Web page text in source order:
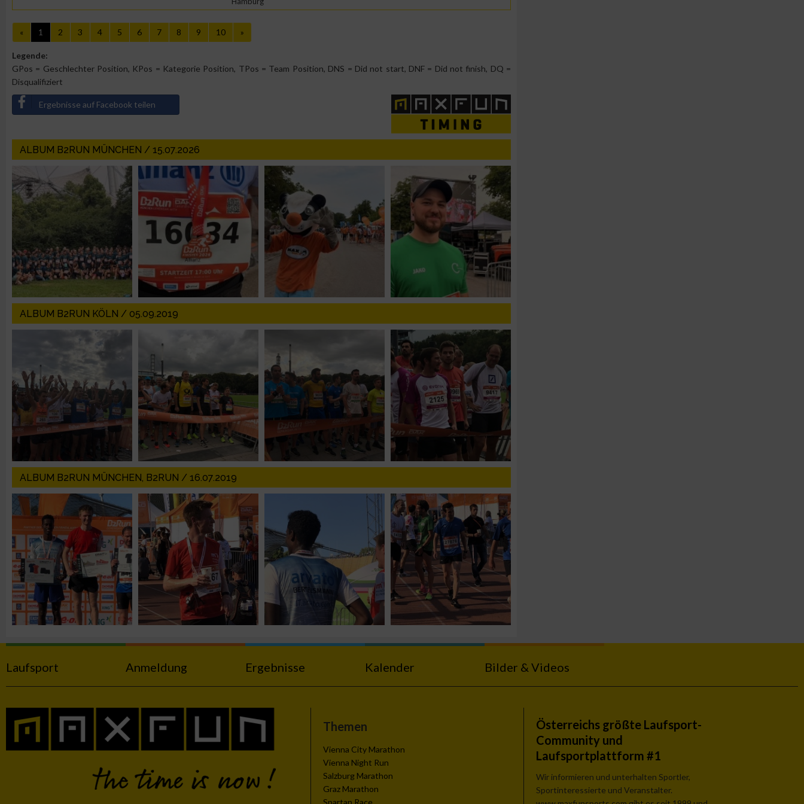
« 1 2 3 4 5 6 7 8 9 10 »
Legende:
GPos = Geschlechter Position, KPos = Kategorie Position, TPos = Team Position, DNS = Did not start, DNF = Did not finish, DQ =
Disqualifiziert
Ergebnisse auf Facebook teilen
ALBUM B2RUN MÜNCHEN / 15.07.2026
ALBUM B2RUN KÖLN / 05.09.2019
ALBUM B2RUN MÜNCHEN, B2RUN / 16.07.2019
Laufsport Anmeldung Ergebnisse Kalender Bilder & Videos
Themen
Vienna City Marathon
Vienna Night Run
Salzburg Marathon
Graz Marathon
Spartan Race
Österreichs größte Laufsport-
Community und
Laufsportplattform #1
Wir informieren und unterhalten Sportler,
Sportinteressierte und Veranstalter.
Erstellung von Profilen für personalisierte Werbung
Verwendung von Profilen zur Auswahl personalisierter Werbung
Erstellung von Profilen zur Personalisierung von Inhalten
Messung der Werbeleistung
Messung der Performance von Inhalten
Analyse von Zielgruppen durch Statistiken oder Kombinationen von Daten aus
verschiedenen Quellen
Entwicklung und Verbesserung der Angebote
Verwendung reduzierter Daten zur Auswahl von Inhalten
Verwendung genauer Standortdaten
Geräte anhand von aktiv angeforderten Informationen identifizieren
Nicht-IAB-Verarbeitungszwecke:
Notwendig
Performance
Funktional
Werbung